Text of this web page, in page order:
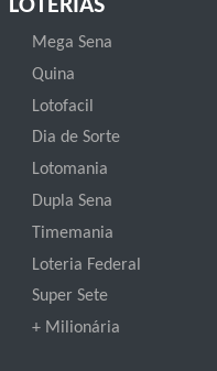
LOTERIAS
Mega Sena
Quina
Lotofacil
Dia de Sorte
Lotomania
Dupla Sena
Timemania
Loteria Federal
Super Sete
+ Milionária